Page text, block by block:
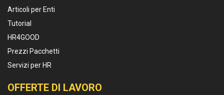
Articoli per Enti
Tutorial
HR4GOOD
Prezzi Pacchetti
Servizi per HR
OFFERTE DI LAVORO